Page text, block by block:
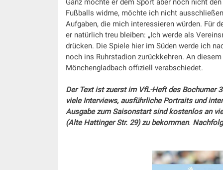
Ganz möchte er dem Sport aber noch nicht
Fußballs widme, möchte ich nicht
Aufgaben, die mich interessieren würden. Für
er natürlich treu bleiben: „Ich werde als
drücken. Die Spiele hier im Süden werde ich
noch ins Ruhrstadion zurückkehren. An
Mönchengladbach offiziell verabschiedet.
Der Textist zuerstim VfL-Heft des Bochumer
viele Interviews, ausführliche Portraits und
Ausgabe zum Saisonstart sind kostenlos an
(Alte Hattinger Str. 29) zu bekommen.